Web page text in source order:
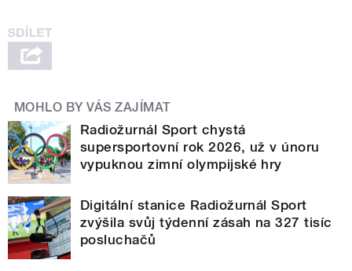
MOHLO BY VÁS ZAJÍMAT
Radiožurnál Sport chystá
supersportovní rok 2026, už v únoru
vypuknou zimní olympijské hry
Digitální stanice Radiožurnál Sport
zvýšila svůj týdenní zásah na 327 tisíc
posluchačů